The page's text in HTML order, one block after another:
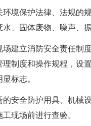
保护法律、法规的
、固体废物、噪声、
立消防安全责任制
制度和操作规程，设
标志。
全防护用具、机械
现场前进行查验。